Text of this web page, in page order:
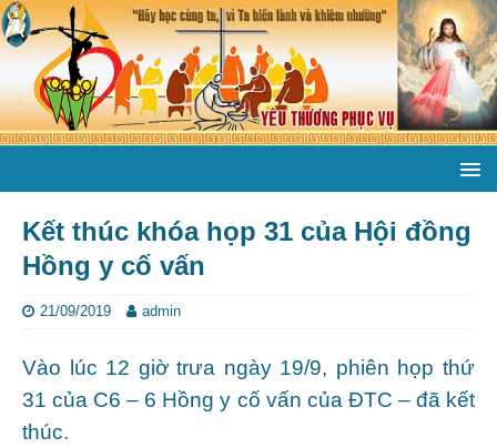
Kết thúc khóa họp 31 của Hội đồng
Hồng y cố vấn
21/09/2019 admin
Vào lúc 12 giờ trưa ngày 19/9, phiên họp thứ
31 của C6 – 6 Hồng y cố vấn của ĐTC – đã kết
thúc.